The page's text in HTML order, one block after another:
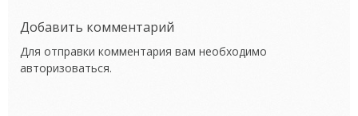
Добавить комментарий
Для отправки комментария вам необходимо
авторизоваться.